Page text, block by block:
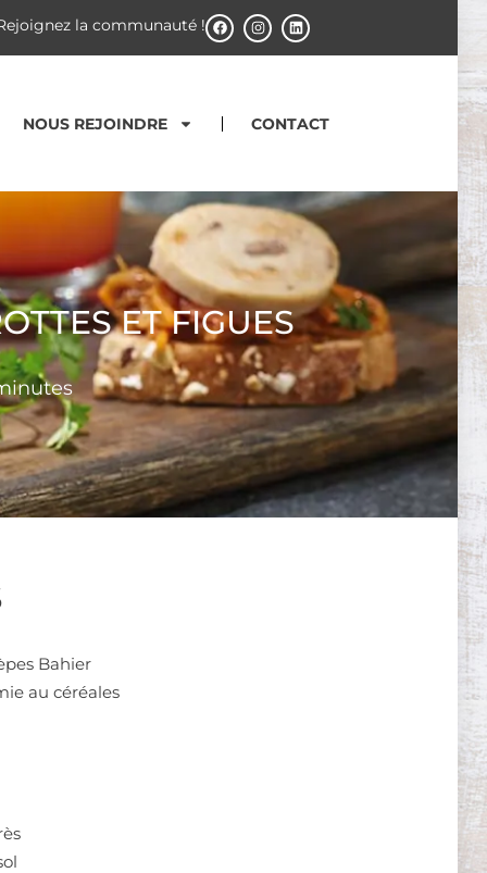
la communauté !
NOUS REJOINDRE CONTACT
ET FIGUES
Bahier
au céréales